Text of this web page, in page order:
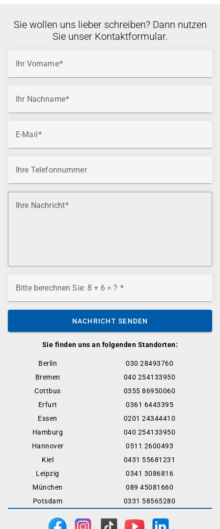
Sie finden uns an folgenden Standorten:
Berlin
030 28493760
Bremen
040 254133950
Cottbus
0355 86950060
Erfurt
0361 6443395
Essen
0201 24344410
Hamburg
040 254133950
Hannover
0511 2600493
Kiel
0431 55681231
Leipzig
0341 3086816
München
089 45081660
Potsdam
0331 58565280
Sie wollen uns lieber schreiben? Dann nutzen
Sie unser Kontaktformular.
Ihr Vorname
Ihr Nachname
E-Mail
Ihre Telefonnummer
Ihre Nachricht
Bitte berechnen Sie: 8 + 6 = ?
NACHRICHT SENDEN